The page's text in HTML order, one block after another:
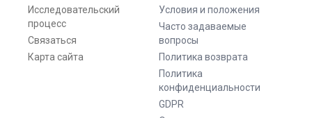
Исследовательский
процесс
Связаться
Карта сайта
Условия и положения
Часто задаваемые
вопросы
Политика возврата
Политика
конфиденциальности
GDPR